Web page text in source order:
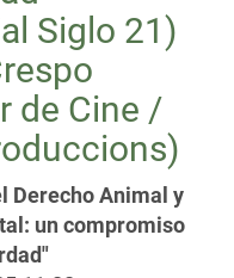
Siglo 21)
de Cine /
Derecho Animal y
un compromiso